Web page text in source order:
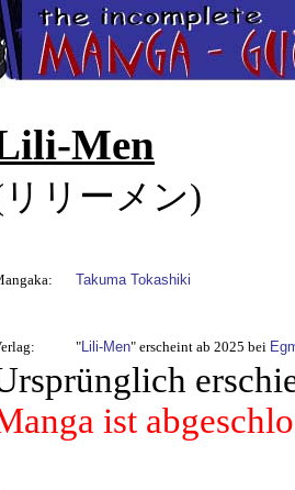
Men
リーメン)
Takuma Tokashiki
"Lili-Men" erscheint ab 2025 bei
ist